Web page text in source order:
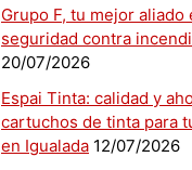
Grupo F, tu mejor aliado
seguridad contra
20/07/2026
Espai Tinta: calidad y
cartuchos de tinta para
en Igualada 12/07/2026